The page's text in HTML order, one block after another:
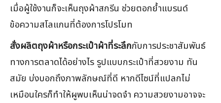
เมื่อผู้ใช้งานก็จะเห็นถุงผ้าสกรีน ช่วยตอกย้ำแบรนด์
ข้อความสโลแกนที่ต้องการโปรโมท
สั่งผลิตถุงผ้าหรือกระเป๋าผ้าที่ระลึกกับการประชาสัมพันธ์
ทางการตลาดได้อย่างไร รูปแบบกระเป๋าที่สวยงาม ทัน
สมัย บ่งบอกถึงภาพลักษณ์ที่ดี หากดีไซน์ที่แปลกไม่
เหมือนใครก็ทำให้ผูพบเห็นน่าจดจำ ความสวยงามอาจจะ